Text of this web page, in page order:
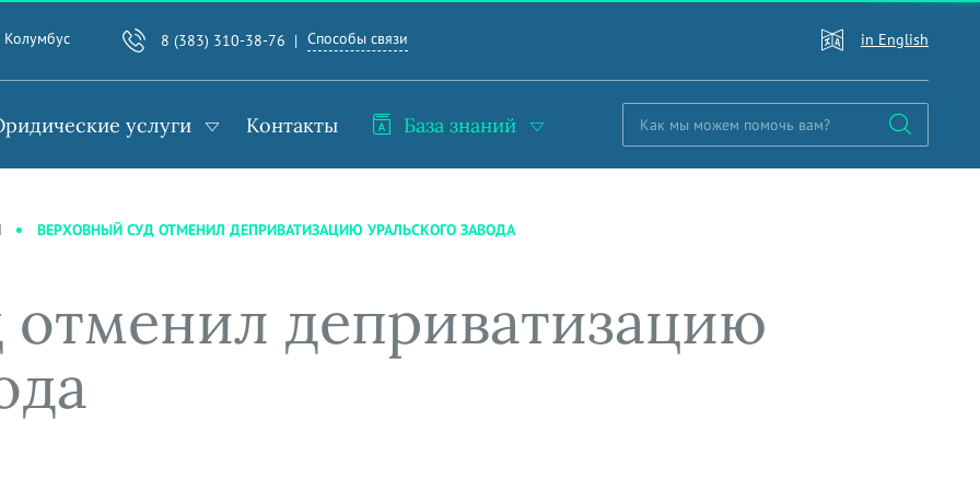
Колумбус 8 (383) 310-38-76 Способы связи in English
услуги Контакты База знаний
ВЕРХОВНЫЙ СУД ОТМЕНИЛ ДЕПРИВАТИЗАЦИЮ УРАЛЬСКОГО ЗАВОДА
деприватизацию